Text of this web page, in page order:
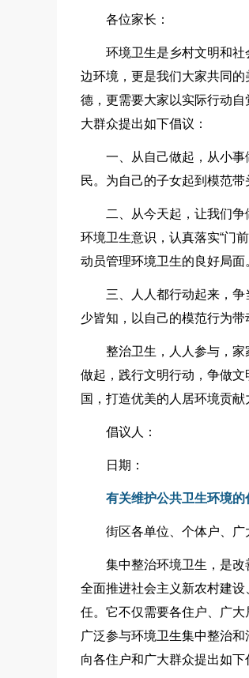
各位家长：
环境卫生是乡村文明和
边环境，更是我们大家共同
德，更需要大家以实际行动
大群众提出如下倡议：
一、从自己做起，从小事
民。为自己的子女起到模范带
二、从今天起，让我们
环境卫生意识，认真落实“门
动员管理环境卫生的良好局面
三、人人都行动起来，
少皆知，以自己的模范行为
整治卫生，人人参与，
做起，践行文明行动，争做
国，打造优美的人居环境贡献
倡议人：
日期：
有关维护公共卫生环境的
街区各单位、个体户、广
集中整治环境卫生，是
全面推进社会主义新农村建
任。它不仅需要各住户、广
广泛参与环境卫生集中整治
向各住户和广大群众提出如下